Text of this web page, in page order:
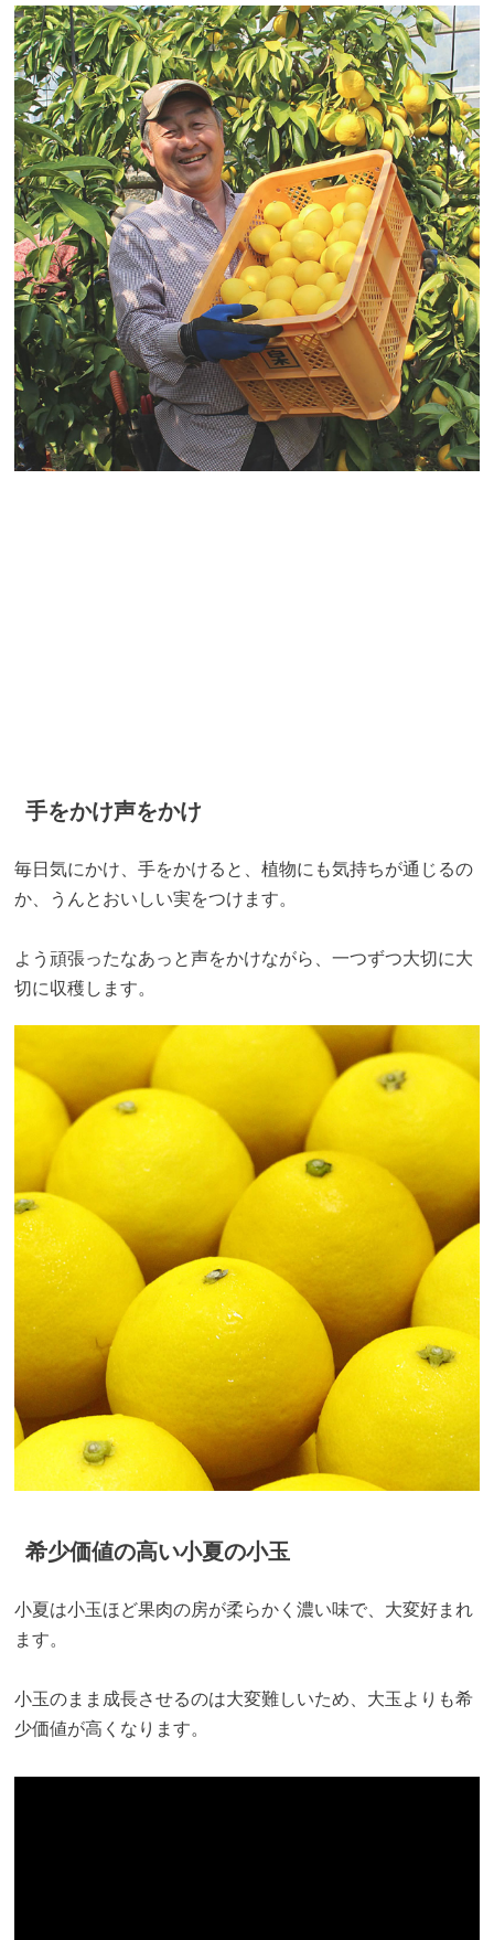
手をかけ声をかけ
毎日気にかけ、手をかけると、植物にも気持ちが通じるの
か、うんとおいしい実をつけます。
よう頑張ったなあっと声をかけながら、一つずつ大切に大
切に収穫します。
希少価値の高い小夏の小玉
小夏は小玉ほど果肉の房が柔らかく濃い味で、大変好まれ
ます。
小玉のまま成長させるのは大変難しいため、大玉よりも希
少価値が高くなります。